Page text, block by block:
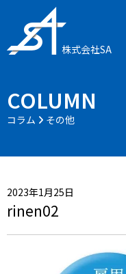
株式会社SA
COLUMN
コラム その他
2023年1月25日
rinen02